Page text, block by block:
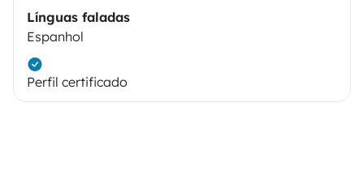
Línguas faladas
Espanhol
Perfil certificado